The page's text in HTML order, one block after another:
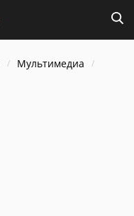
Мультимедиа